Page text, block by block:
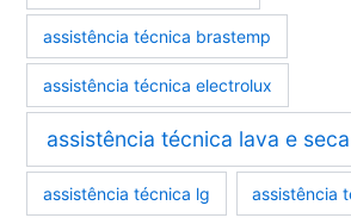
assistência técnica brastemp
assistência técnica electrolux
assistência técnica lava e seca
assistência técnica lg assistência